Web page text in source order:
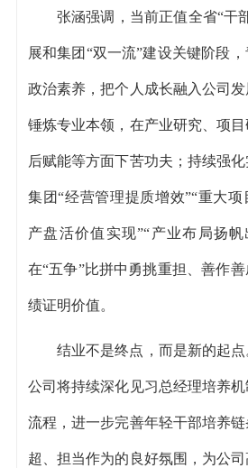
张涵强调，当前正值全省“干
展和集团“双一流”建设关键阶段
政治素养，把个人成长融入公司
锤炼专业本领，在产业研究、项
后赋能等方面下苦功夫；持续强
集团“经营管理提质增效”“重大项
产盘活价值实现”“产业布局扬帆
在“五争”比拼中勇挑重担、善作
绩证明价值。
结业不是终点，而是新的起
公司将持续深化见习总经理培养
流程，进一步完善年轻干部培养
超、担当作为的良好氛围，为公